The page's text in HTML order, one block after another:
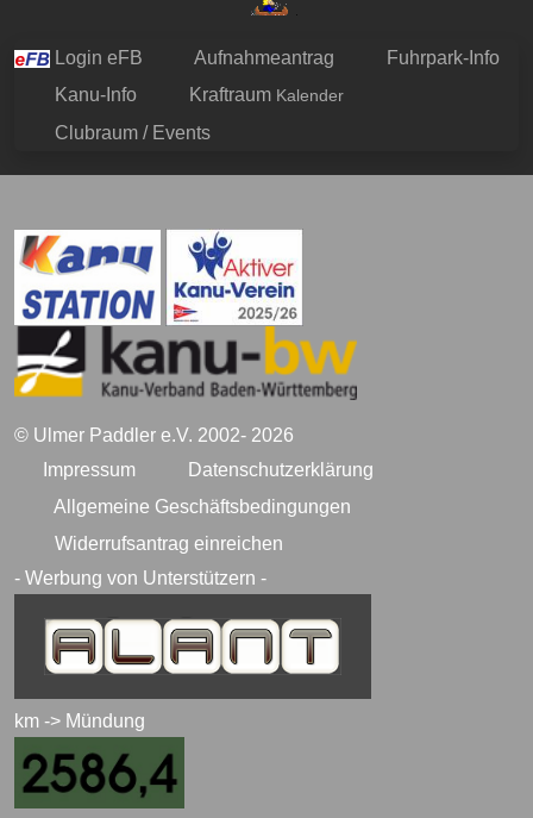
Login eFB Aufnahmeantrag
Fuhrpark-Info
Kanu-Info
Kraftraum Kalender
Clubraum / Events
© Ulmer Paddler e.V. 2002- 2026
Impressum
Datenschutzerklärung
Allgemeine Geschäftsbedingungen
Widerrufsantrag einreichen
- Werbung von Unterstützern -
km -> Mündung